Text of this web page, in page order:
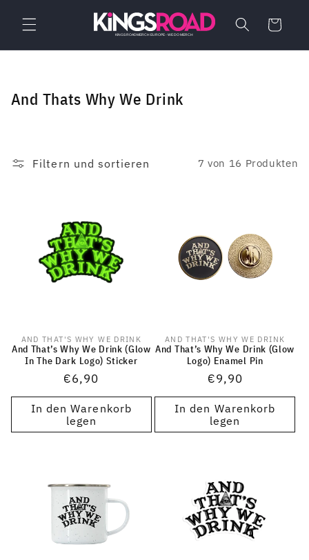
zum
Inhalt
Warenkorb
K
e
And Thats Why We Drink
Filtern und sortieren 7 von 16 Produkten
Anbieter:
AND THAT'S WHY WE DRINK
And That’s Why We Drink (Glow
In The Dark Logo) Sticker
Normaler
Preis
€6,90
In den Warenkorb
legen
Anbieter:
AND THAT'S WHY WE DRINK
And That’s Why We Drink (Glow
Logo) Enamel Pin
Normaler
Preis
€9,90
In den Warenkorb
legen